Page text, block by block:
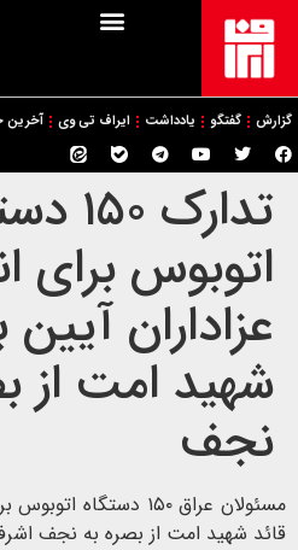
گزارش گفتگو یادداشت ایراف تی وی آخرین
تدارک
اتوبوس برای
عزاداران آیین
شهید امت از
نجف
مسئولان عراق ۱۵۰
قائد شهید امت از بصره به نجف